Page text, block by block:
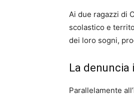
Ai due ragazzi di
scolastico e
dei loro sogni,
La denuncia
Parallelamente